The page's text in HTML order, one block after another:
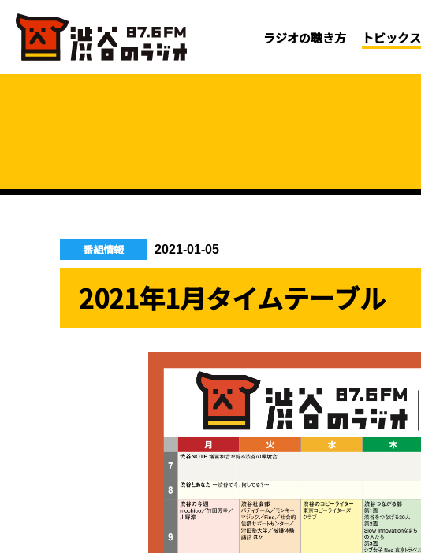
ラジオの聴き方 トピックス
番組情報 2021-01-05
2021年1月タイムテーブル